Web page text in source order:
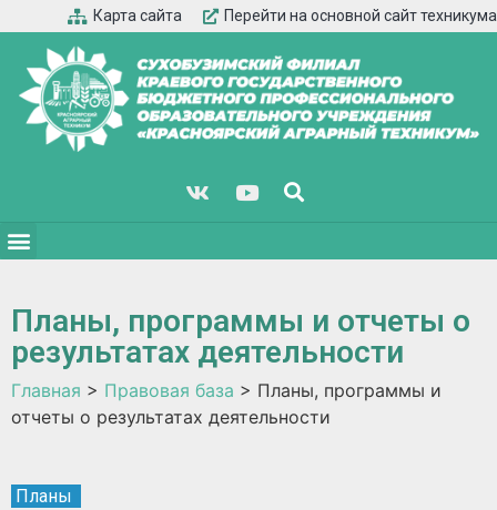
Карта сайта Перейти на основной сайт техникума
Планы, программы и отчеты о
результатах деятельности
Главная > Правовая база > Планы, программы и
отчеты о результатах деятельности
Планы